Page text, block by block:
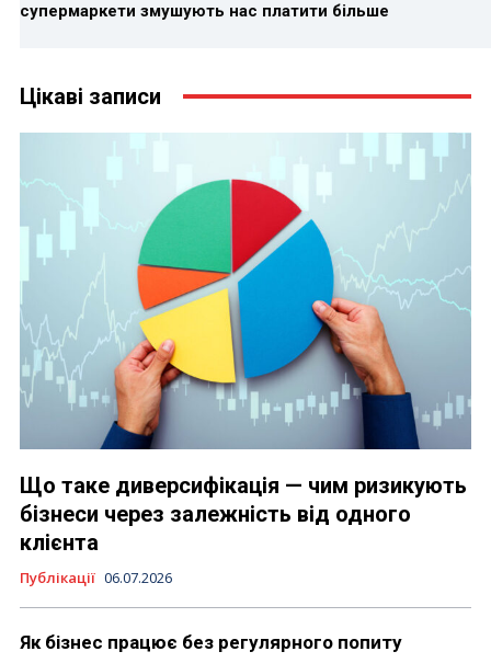
супермаркети змушують нас платити більше
Цікаві записи
Що таке диверсифікація — чим ризикують
бізнеси через залежність від одного
клієнта
Публікації 06.07.2026
Як бізнес працює без регулярного попиту